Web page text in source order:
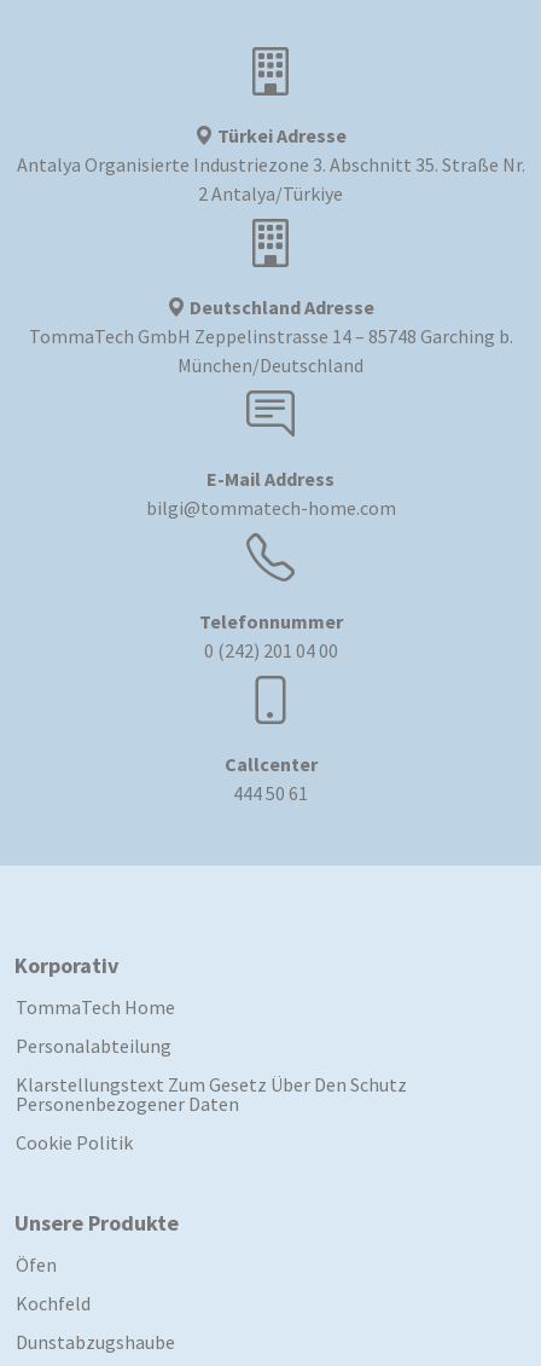
Türkei Adresse
Antalya Organisierte Industriezone 3. Abschnitt 35. Straße Nr.
2 Antalya/Türkiye
Deutschland Adresse
TommaTech GmbH Zeppelinstrasse 14 – 85748 Garching b.
München/Deutschland
E-Mail Address
bilgi@tommatech-home.com
Telefonnummer
0 (242) 201 04 00
Callcenter
444 50 61
Korporativ
TommaTech Home
Personalabteilung
Klarstellungstext Zum Gesetz Über Den Schutz
Personenbezogener Daten
Cookie Politik
Unsere Produkte
Öfen
Kochfeld
Dunstabzugshaube